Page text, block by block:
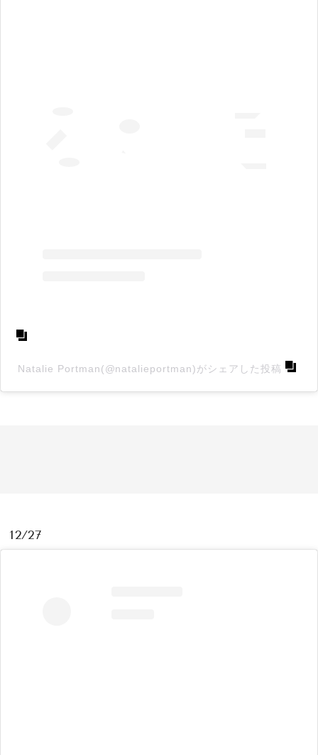
Natalie Portman(@natalieportman)がシェアした投稿
12/27